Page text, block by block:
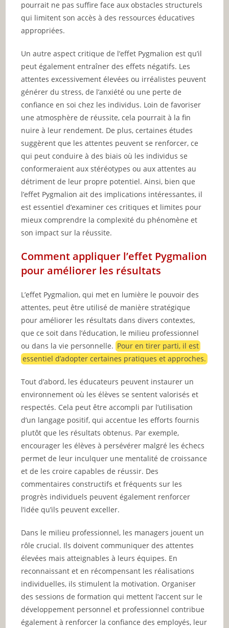
pourrait ne pas suffire face aux obstacles structurels
qui limitent son accès à des ressources éducatives
appropriées.
Un autre aspect critique de l’effet Pygmalion est qu’il
peut également entraîner des effets négatifs. Les
attentes excessivement élevées ou irréalistes peuvent
générer du stress, de l’anxiété ou une perte de
confiance en soi chez les individus. Loin de favoriser
une atmosphère de réussite, cela pourrait à la fin
nuire à leur rendement. De plus, certaines études
suggèrent que les attentes peuvent se renforcer, ce
qui peut conduire à des biais où les individus se
conformeraient aux stéréotypes ou aux attentes au
détriment de leur propre potentiel. Ainsi, bien que
l’effet Pygmalion ait des implications intéressantes, il
est essentiel d’examiner ces critiques et limites pour
mieux comprendre la complexité du phénomène et
son impact sur la réussite.
Comment appliquer l’effet Pygmalion
pour améliorer les résultats
L’effet Pygmalion, qui met en lumière le pouvoir des
attentes, peut être utilisé de manière stratégique
pour améliorer les résultats dans divers contextes,
que ce soit dans l’éducation, le milieu professionnel
ou dans la vie personnelle.Pour en tirer parti, il est
essentiel d’adopter certaines pratiques et approches.
Tout d’abord, les éducateurs peuvent instaurer un
environnement où les élèves se sentent valorisés et
respectés. Cela peut être accompli par l’utilisation
d’un langage positif, qui accentue les efforts fournis
plutôt que les résultats obtenus. Par exemple,
encourager les élèves à persévérer malgré les échecs
permet de leur inculquer une mentalité de croissance
et de les croire capables de réussir. Des
commentaires constructifs et fréquents sur les
progrès individuels peuvent également renforcer
l’idée qu’ils peuvent exceller.
Dans le milieu professionnel, les managers jouent un
rôle crucial. Ils doivent communiquer des attentes
élevées mais atteignables à leurs équipes. En
reconnaissant et en récompensant les réalisations
individuelles, ils stimulent la motivation. Organiser
des sessions de formation qui mettent l’accent sur le
développement personnel et professionnel contribue
également à renforcer la confiance des employés, leur